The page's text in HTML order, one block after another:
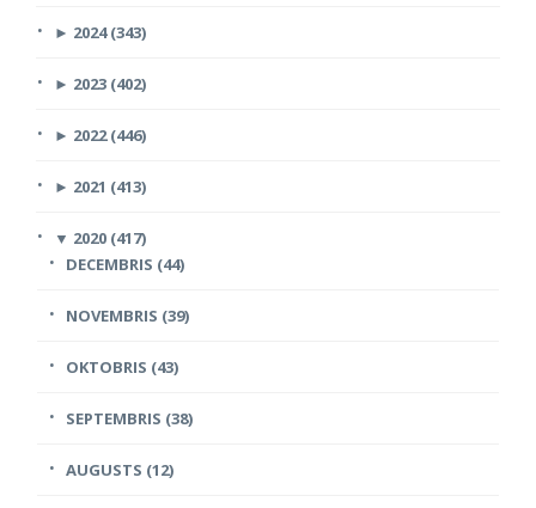
► 2024 (343)
► 2023 (402)
► 2022 (446)
► 2021 (413)
▼ 2020 (417)
DECEMBRIS (44)
NOVEMBRIS (39)
OKTOBRIS (43)
SEPTEMBRIS (38)
AUGUSTS (12)